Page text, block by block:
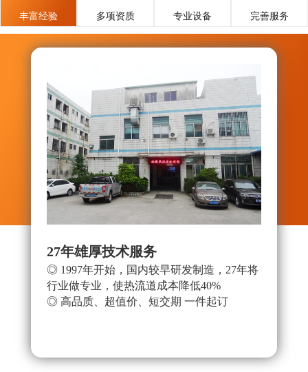
丰富经验 多项资质 专业设备 完善服务
27年雄厚技术服务
◎ 1997年开始，国内较早研发制造，27年将
行业做专业，使热流道成本降低40%
◎ 高品质、超值价、短交期 一件起订